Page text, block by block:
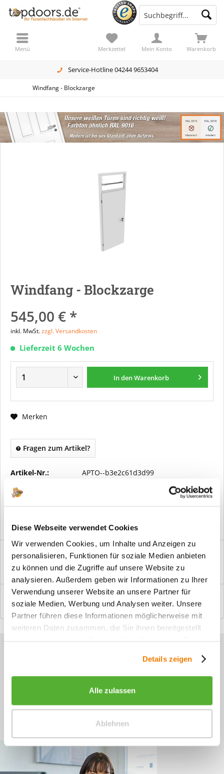
Diese Webseite verwendet Cookies
Wir verwenden Cookies, um Inhalte und Anzeigen zu
personalisieren, Funktionen für soziale Medien anbieten
zu können und die Zugriffe auf unsere Website zu
analysieren. Außerdem geben wir Informationen zu Ihrer
Verwendung unserer Website an unsere Partner für
soziale Medien, Werbung und Analysen weiter. Unsere
Partner führen diese Informationen möglicherweise mit
weiteren Daten zusammen, die Sie ihnen bereitgestellt
Details zeigen
Alle zulassen
Ablehnen
Service-Hotline 04244 9653404
Warenkorb
Merkzettel Mein Konto
Menü
Windfang - Blockzarge
Windfang - Blockzarge
545,00 € *
inkl. MwSt.zzgl. Versandkosten
Lieferzeit 6 Wochen
In denWarenkorb
Merken
Fragen zum Artikel?
Artikel-Nr.: APTO--b3e2c61d3d99
Vorteile
Windfangelemente online am Bildschirm konfigurieren und
einbaufertig bestellen. In wenigen...
Bewertungen
0
Bewertungen lesen, schreiben und diskutieren...mehr
Sie haben Fragen zu unseren
+49 (0)4244 965 34 04
Mo - Do, 09:00 - 16:00 Uhr
und Fr, 09:00 - 13:00 Uhr